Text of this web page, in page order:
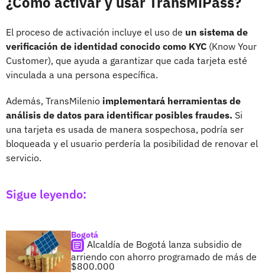
El proceso de activación incluye el uso de un sistema de
verificación de identidad conocido como KYC (Know Your
Customer), que ayuda a garantizar que cada tarjeta esté
vinculada a una persona específica.
Además, TransMilenio implementará herramientas de
análisis de datos para identificar posibles fraudes. Si
una tarjeta es usada de manera sospechosa, podría ser
bloqueada y el usuario perdería la posibilidad de renovar el
servicio.
Sigue leyendo:
Bogotá
Alcaldía de Bogotá lanza subsidio de
arriendo con ahorro programado de más de
$800.000